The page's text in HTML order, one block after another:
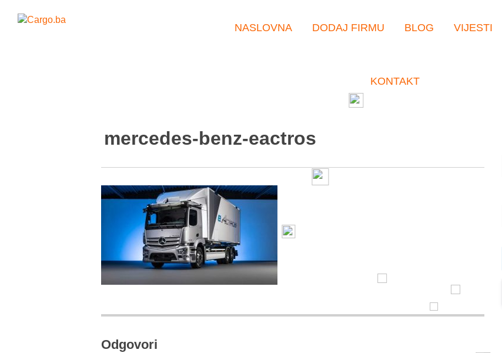
NASLOVNA DODAJ FIRMU BLOG VIJESTI
KONTAKT
mercedes-benz-eactros
Odgovori